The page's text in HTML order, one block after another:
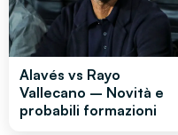
Alavés vs Rayo
Vallecano – Novità e
probabili formazioni